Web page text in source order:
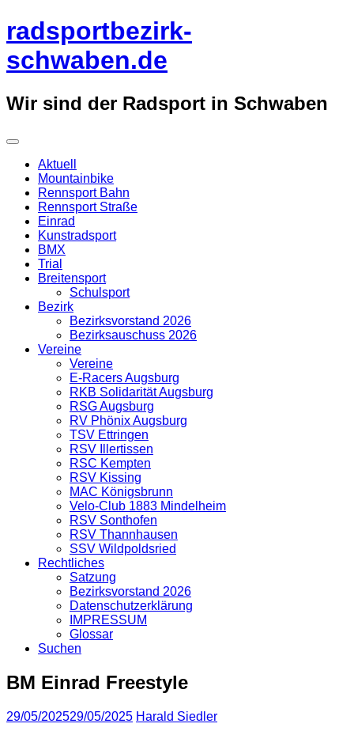
Überspringe
zum
radsportbezirk-
schwaben.de
Wir sind der Radsport in Schwaben
Aktuell
Mountainbike
Rennsport Bahn
Rennsport Straße
Einrad
Kunstradsport
BMX
Trial
Breitensport
Schulsport
Bezirk
Bezirksvorstand 2026
Bezirksauschuss 2026
Vereine
Vereine
E-Racers Augsburg
RKB Solidarität Augsburg
RSG Augsburg
RV Phönix Augsburg
TSV Ettringen
RSV Illertissen
RSC Kempten
RSV Kissing
MAC Königsbrunn
Velo-Club 1883 Mindelheim
RSV Sonthofen
RSV Thannhausen
SSV Wildpoldsried
Rechtliches
Satzung
Bezirksvorstand 2026
Datenschutzerklärung
IMPRESSUM
Glossar
Suchen
BM Einrad Freestyle
29/05/202529/05/2025 Harald Siedler